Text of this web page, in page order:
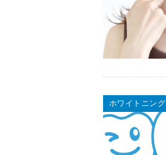
ホワイトニング